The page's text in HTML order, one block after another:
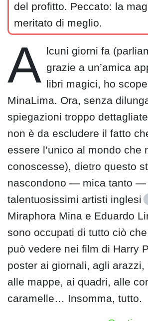
del profitto. Peccato: la
meritato di meglio.
A lcuni giorni fa
grazie a un’amica
libri magici, ho
MinaLima. Ora, senza
spiegazioni troppo dettagliate
non è da escludere il fatto
essere l’unico al mondo che
conoscesse), dietro questo
nascondono — mica tanto —
talentuosissimi artisti inglesi
Miraphora Mina e Eduardo
sono occupati di tutto ciò
può vedere nei film di Harry
poster ai giornali, agli arazzi,
alle mappe, ai quadri, alle
caramelle… Insomma, tutto.